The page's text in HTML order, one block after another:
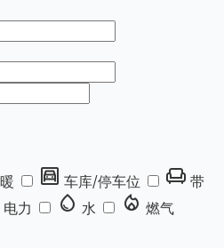
garage 车库/停车位 chair 带
电力 water_drop 水 local_fire_department 燃气